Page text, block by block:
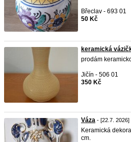
Břeclav - 693 01
50 Kč
keramická
prodám
Jičín - 506 01
350 Kč
Váza - [22.7. 2026]
Keramická
cm.